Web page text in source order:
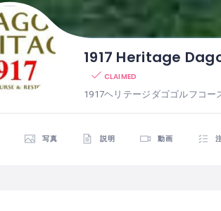
1917 Heritage
CLAIMED
1917ヘリテージダゴゴルフコー
写真 説明 動画